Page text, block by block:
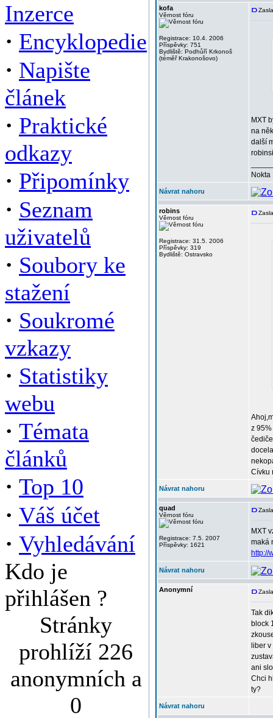
Inzerce
· Encyklopedie
· Napište
článek
· Praktické
odkazy
· Připomínky
· Seznam
uživatelů
· Soubory ke
stažení
· Soukromé
vzkazy
· Statistiky
webu
· Témata
článků
· Top 10
· Váš účet
· Vyhledávání
Kdo je
přihlášen ?
Stránky
prohlíží 226
anonymních a
0
kofa
Věrnost fóru
Registrace: 10.4. 2006
Příspěvky: 751
Bydliště: Podhůří Krkonoš
(téměř Krakonošovo)
MXT
na
další
Nokta
Návrat nahoru
robins
Věrnost fóru
Registrace: 31.5. 2006
Příspěvky: 319
Bydliště: Ostravsko
z
Cívku
Návrat nahoru
quad
Věrnost fóru
Registrace: 7.5. 2007
Příspěvky: 1621
MXT
maká
http://
Návrat nahoru
Anonymní
Tak
block
liber
ani
Chci
ty?
Návrat nahoru